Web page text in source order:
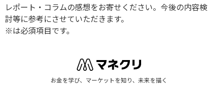
レポート・コラムの感想をお寄せください。今後の内容検
討等に参考にさせていただきます。
※は必須項目です。
お金を学び、マーケットを知り、未来を描く